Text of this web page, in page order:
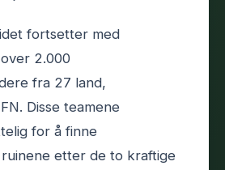
fortsetter med
2.000
fra 27 land,
Disse teamene
for å finne
etter de to kraftige